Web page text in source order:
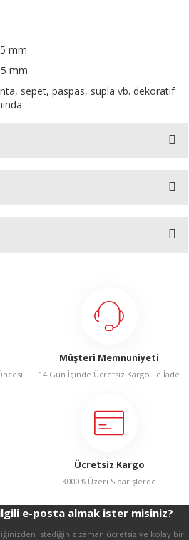
mm
mm
sepet, paspas, supla vb. dekoratif
ilk yorumu siz yapın!
ederiz.
bulunuyor.
pahalı.
olmalı.
Gönder
Müşteri Memnuniyeti
14 Gün İçinde Ücretsiz Kargo ile İade
Ücretsiz Kargo
3000 ₺ Üzeri Siparişlerde
e-posta almak ister misiniz?
istediğiniz zaman ücretsiz ve kolay bir